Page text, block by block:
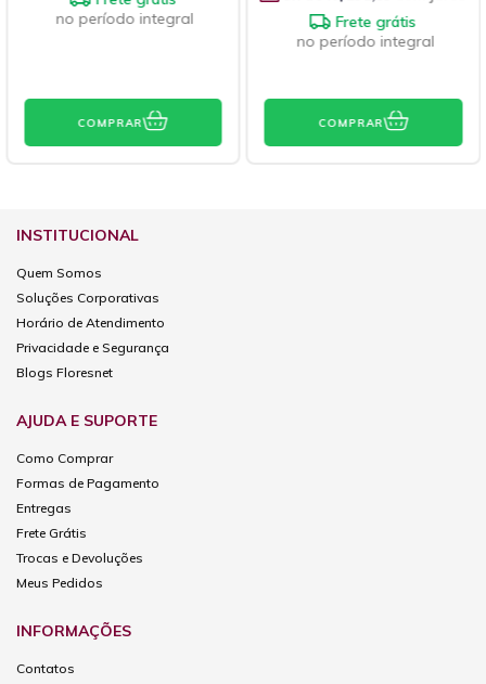
integral
no período integral
no
INSTITUCIONAL
Quem Somos
Soluções Corporativas
Horário de Atendimento
Privacidade e Segurança
Blogs Floresnet
AJUDA E SUPORTE
Como Comprar
Formas de Pagamento
Entregas
Frete Grátis
Trocas e Devoluções
Meus Pedidos
INFORMAÇÕES
Contatos